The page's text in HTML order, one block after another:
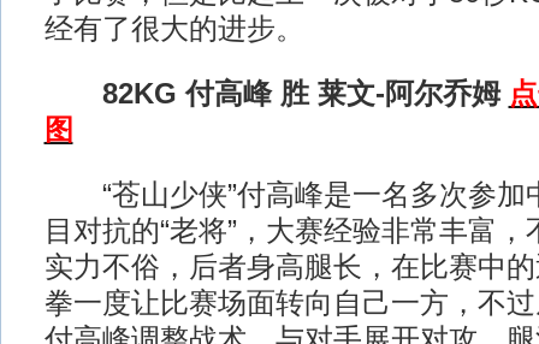
经有了很大的进步。
82KG 付高峰 胜 莱文-阿尔乔姆
图
“苍山少侠”付高峰是一名多次参加
目对抗的“老将”，大赛经验非常丰富
实力不俗，后者身高腿长，在比赛中
拳一度让比赛场面转向自己一方，不